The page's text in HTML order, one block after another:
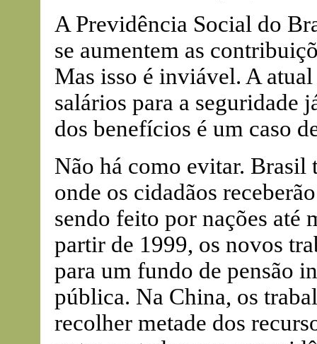
A Previdência Social do
se aumentem as
Mas isso é inviável. A
salários para a seguridade
dos benefícios é um caso
Não há como evitar. Brasil
onde os cidadãos
sendo feito por nações até
partir de 1999, os novos
para um fundo de pensão
pública. Na China, os
recolher metade dos